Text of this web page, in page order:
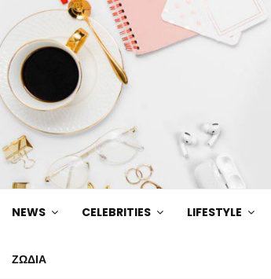
NEWS CELEBRITIES LIFESTYLE
ΖΩΔΙΑ